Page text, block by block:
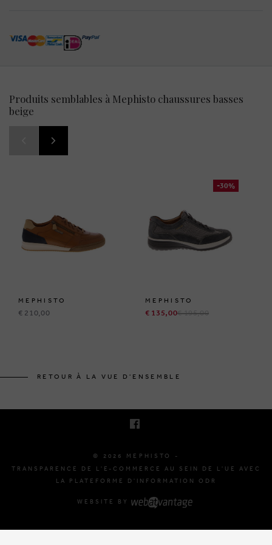
Produits semblables à Mephisto chaussures basses
beige
MEPHISTO
€ 210,00
-30%
MEPHISTO
€ 135,00€ 195,00
RETOUR À LA VUE D'ENSEMBLE
© 2026 MEPHISTO -
TRANSPARENCE DE L'E-COMMERCE AU SEIN DE L'UE AVEC
LA PLATEFORME D'INFORMATION ODR
WEBSITE BY